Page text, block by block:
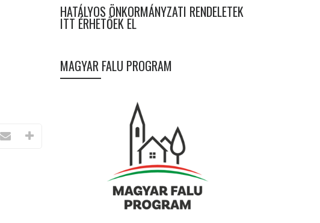
HATÁLYOS ÖNKORMÁNYZATI RENDELETEK
ITT ÉRHETŐEK EL
MAGYAR FALU PROGRAM